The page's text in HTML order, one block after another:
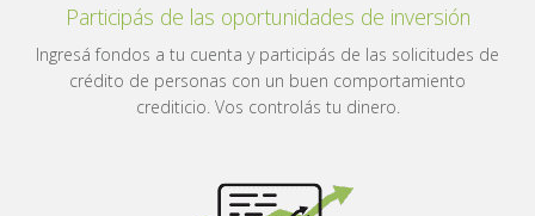
Participás de las oportunidades de inversión
Ingresá fondos a tu cuenta y participás de las solicitudes de
crédito de personas con un buen comportamiento
crediticio. Vos controlás tu dinero.